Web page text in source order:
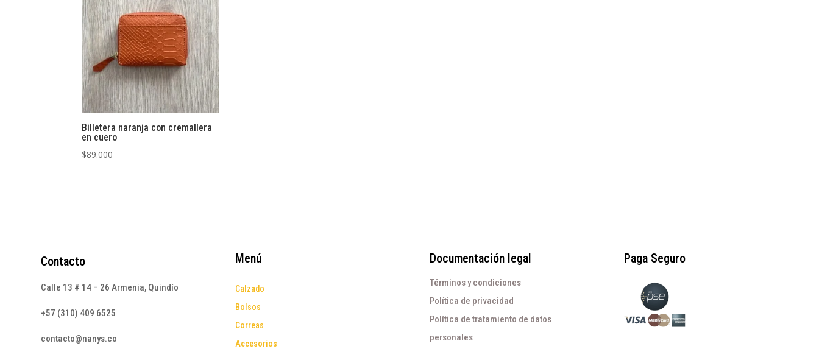
Billetera naranja con cremallera
en cuero
$89.000
Contacto
Calle 13 # 14 – 26 Armenia, Quindío
+57 (310) 409 6525
contacto@nanys.co
Menú
Calzado
Bolsos
Correas
Accesorios
Documentación legal
Términos y condiciones
Política de privacidad
Política de tratamiento de datos
personales
Paga Seguro